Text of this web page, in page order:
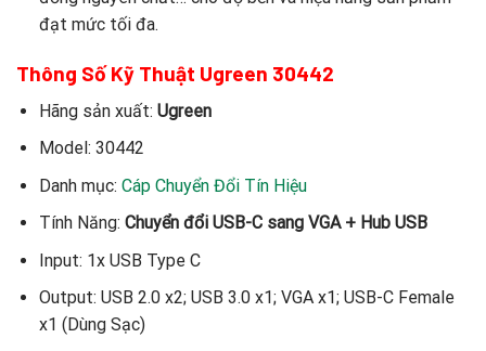
đạt mức tối đa.
Thông Số Kỹ Thuật Ugreen 30442
Hãng sản xuất: Ugreen
Model: 30442
Danh mục: Cáp Chuyển Đổi Tín Hiệu
Tính Năng: Chuyển đổi USB-C sang VGA + Hub USB
Input: 1x USB Type C
Output: USB 2.0 x2; USB 3.0 x1; VGA x1; USB-C Female
x1 (Dùng Sạc)